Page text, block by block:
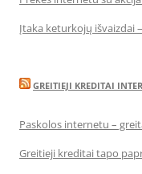
Įtaka keturkojų išvaizdai
GREITIEJI KREDITAI
Paskolos internetu –
Greitieji kreditai tapo